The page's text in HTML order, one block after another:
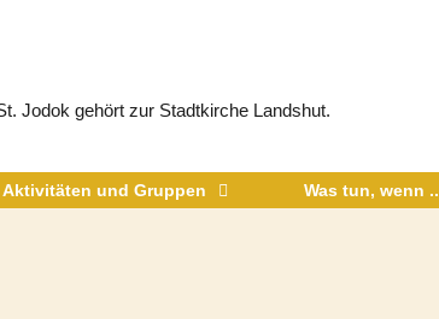
Jodok gehört zur Stadtkirche Landshut.
Aktivitäten und Gruppen Was tun, wenn ..